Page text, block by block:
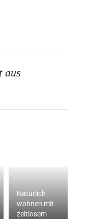
aus
Natürlich
wohnen mit
zeitlosem